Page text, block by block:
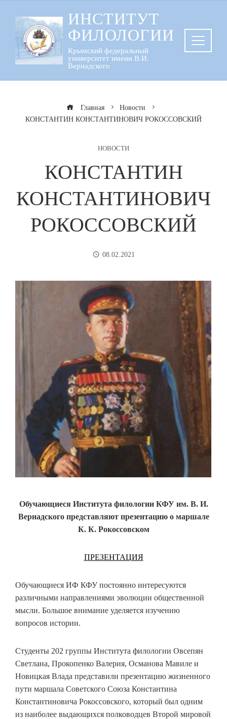
содержанию
ИНСТИТУТ
ФИЛОЛОГИИ
Крымский федеральный
университет имени В.И.
Вернадского
Главная
Новости
КОНСТАНТИН КОНСТАНТИНОВИЧ РОКОССОВСКИЙ
НОВОСТИ
КОНСТАНТИН
КОНСТАНТИНОВИЧ
РОКОССОВСКИЙ
08.02.2021
Обучающиеся Института филологии КФУ им. В. И.
Вернадского представляют презентацию о маршале
К. К. Рокоссовском
ПРЕЗЕНТАЦИЯ
Обучающиеся ИФ КФУ постоянно интересуются
различными направлениями эволюции общественной
мысли. Большое внимание уделяется изучению
вопросов истории.
Студенты 202 группы Института филологии Овсепян
Светлана, Прокопенко Валерия, Османова Мавиле и
Новицкая Влада представили презентацию жизненного
пути маршала Советского Союза Константина
Константиновича Рокоссовского, который был одним
из наиболее выдающихся полководцев Второй мировой